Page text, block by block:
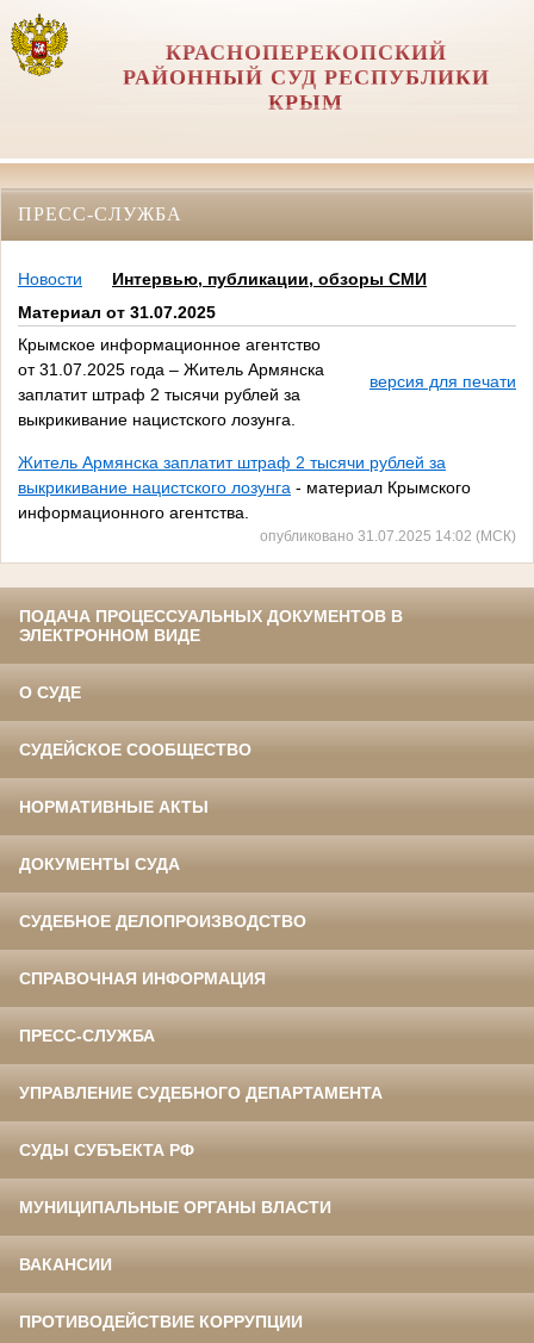
КРАСНОПЕРЕКОПСКИЙ
РАЙОННЫЙ СУД РЕСПУБЛИКИ
КРЫМ
ПРЕСС-СЛУЖБА
Новости
Интервью, публикации, обзоры СМИ
Материал от 31.07.2025
Крымское информационное агентство
от 31.07.2025 года – Житель Армянска
заплатит штраф 2 тысячи рублей за
выкрикивание нацистского лозунга.
версия для печати
Житель Армянска заплатит штраф 2 тысячи рублей за
выкрикивание нацистского лозунга - материал Крымского
информационного агентства.
опубликовано 31.07.2025 14:02 (МСК)
ПОДАЧА ПРОЦЕССУАЛЬНЫХ ДОКУМЕНТОВ В
ЭЛЕКТРОННОМ ВИДЕ
О СУДЕ
СУДЕЙСКОЕ СООБЩЕСТВО
НОРМАТИВНЫЕ АКТЫ
ДОКУМЕНТЫ СУДА
СУДЕБНОЕ ДЕЛОПРОИЗВОДСТВО
СПРАВОЧНАЯ ИНФОРМАЦИЯ
ПРЕСС-СЛУЖБА
УПРАВЛЕНИЕ СУДЕБНОГО ДЕПАРТАМЕНТА
СУДЫ СУБЪЕКТА РФ
МУНИЦИПАЛЬНЫЕ ОРГАНЫ ВЛАСТИ
ВАКАНСИИ
ПРОТИВОДЕЙСТВИЕ КОРРУПЦИИ